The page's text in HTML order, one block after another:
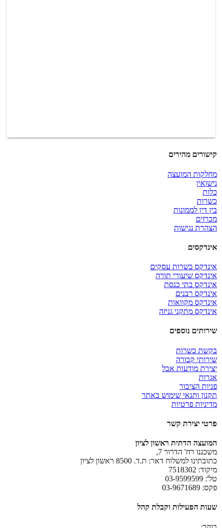
קישורים מהירים
מחלקות המועצה
נישואין
כלות
כשרות
בין דין לממונות
מכרזים
הצהרת נגישות
אינדקסים
אינדקס כשרות עסקים
אינדקס שיעורי תורה
אינדקס בתי כנסת
אינדקס רבנים
אינדקס מקוואות
אינדקס מתקני גניזה
שירותים נוספים
בקשת כשרות
שירותי קבורה
יצירת מודעות אבל
אגרות
פניות הציבור
תקנון ותנאי שימוש באתר
מדיניות פרטיות
פרטי יצירת קשר
המועצה הדתית ראשון לציון
משכננו רח' הדרור 7,
כתובתינו למשלוח דאר: ת.ד. 8500 ראשון לציון
מיקוד: 7518302
טל': 03-9599599
פקס: 03-9671689
שעות הפעילות וקבלת קהל